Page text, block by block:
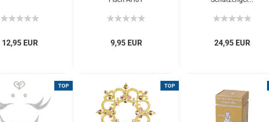
12,95 EUR 9,95 EUR 24,95 EUR
TOP TOP